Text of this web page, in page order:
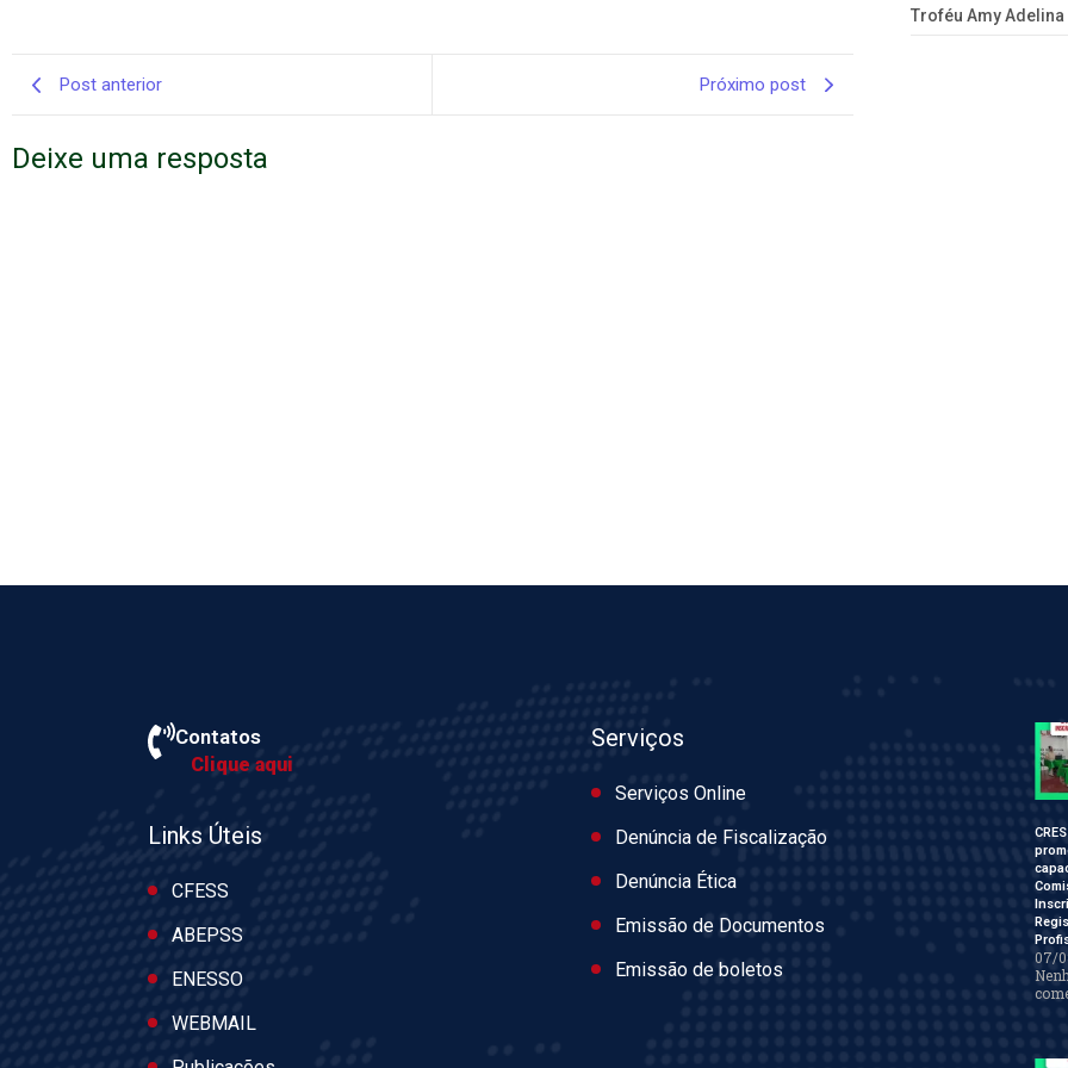
Troféu Amy Adelina
Post anterior Próximo post
Deixe uma resposta
Contatos
Clique aqui
Links Úteis
CFESS
ABEPSS
ENESSO
WEBMAIL
Serviços
Serviços Online
Denúncia de Fiscalização
Denúncia Ética
Emissão de Documentos
Emissão de boletos
07/